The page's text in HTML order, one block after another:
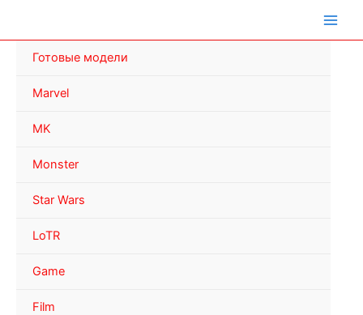
Готовые модели
Marvel
MK
Monster
Star Wars
LoTR
Game
Film